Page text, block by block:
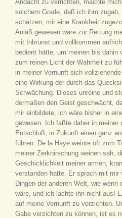
Andacht zu verrichten, machte
solchem Grade, daß ich ihm
schätzen, mir eine Krankheit
Anlaß gewesen wäre zur Rettung
mit Inbrunst und vollkommen
bedient hätte, um meinen bis
zum reinen Licht der Wahrheit zu
in meiner Vernunft sich
eine Wirkung der durch das
Schwächung. Dieses unreine und
dermaßen den Geist geschwächt,
mir einbildete, ich wäre bisher in
gewesen. Ich faßte daher in meiner
Entschluß, in Zukunft einen ganz
führen. De la Haye weinte oft zum
meiner Zerknirschung weinen sah,
Geschicklichkeit meiner armen,
verstanden hatte. Er sprach mit mir
Dingen der anderen Welt, wie wenn
wäre, und ich lachte ihn nicht aus!
auf meine Vernunft zu verzichten.
Gabe verzichten zu können, ist es